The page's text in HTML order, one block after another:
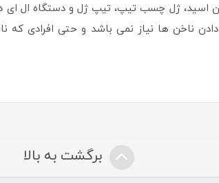
اسید، ژل چسب تیپ، تیپ ژل و دستگاه ال
ها نیاز نمی باشد و حتی افرادی که
برگشت به بالا